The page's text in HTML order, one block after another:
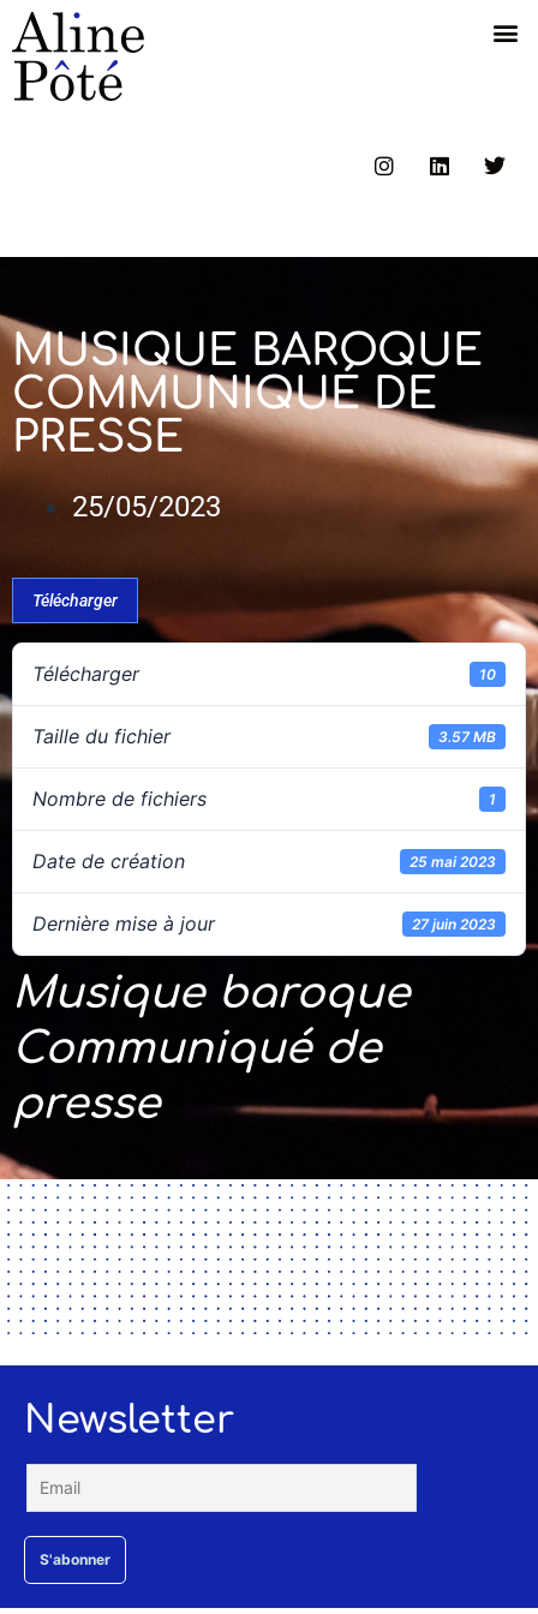
MUSIQUE BAROQUE
COMMUNIQUÉ DE
PRESSE
25/05/2023
Télécharger
Télécharger 10
Taille du fichier 3.57 MB
Nombre de fichiers 1
Date de création 25 mai 2023
Dernière mise à jour 27 juin 2023
Musique baroque
Communiqué de
presse
Newsletter